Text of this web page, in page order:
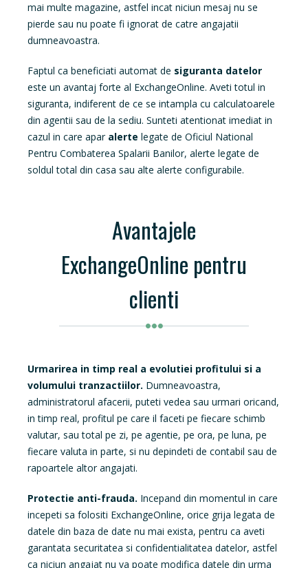
mai multe magazine, astfel incat niciun mesaj nu se
pierde sau nu poate fi ignorat de catre angajatii
dumneavoastra.
Faptul ca beneficiati automat de siguranta datelor
este un avantaj forte al ExchangeOnline. Aveti totul in
siguranta, indiferent de ce se intampla cu calculatoarele
din agentii sau de la sediu. Sunteti atentionat imediat in
cazul in care apar alerte legate de Oficiul National
Pentru Combaterea Spalarii Banilor, alerte legate de
soldul total din casa sau alte alerte configurabile.
Avantajele
ExchangeOnline pentru
clienti
Urmarirea in timp real a evolutiei profitului si a
volumului tranzactiilor. Dumneavoastra,
administratorul afacerii, puteti vedea sau urmari oricand,
in timp real, profitul pe care il faceti pe fiecare schimb
valutar, sau total pe zi, pe agentie, pe ora, pe luna, pe
fiecare valuta in parte, si nu depindeti de contabil sau de
rapoartele altor angajati.
Protectie anti-frauda. Incepand din momentul in care
incepeti sa folositi ExchangeOnline, orice grija legata de
datele din baza de date nu mai exista, pentru ca aveti
garantata securitatea si confidentialitatea datelor, astfel
ca niciun angajat nu va poate modifica datele din urma